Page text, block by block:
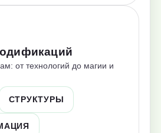
от технологий до магии и
СТРУКТУРЫ